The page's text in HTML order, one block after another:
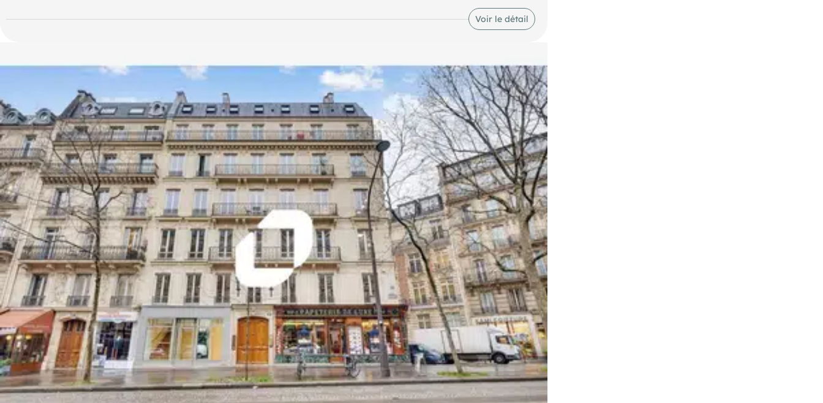
Bus Bus Lignes 84-92-93 RER Péreire-Levallois (C) Metro Galliéni (3) Metro Porte de Champerret (3) Route Desserte routière:
Voir le détail